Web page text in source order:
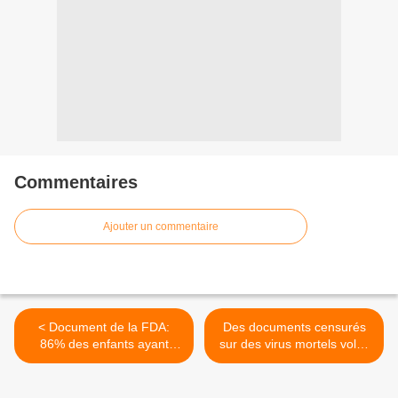
Commentaires
Ajouter un commentaire
< Document de la FDA:
86% des enfants ayant
participé à l'essai de vaccin
Des documents censurés
sur des virus mortels volés
du laboratoire de Winnipeg